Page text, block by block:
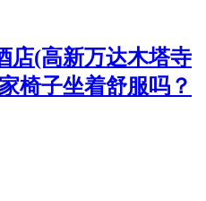
店(高新万达木塔寺
椅子坐着舒服吗？